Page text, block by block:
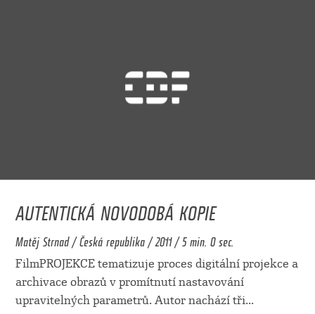
AUTENTICKÁ NOVODOBÁ KOPIE
Matěj Strnad / Česká republika / 2011 / 5 min. 0 sec.
FilmPROJEKCE tematizuje proces digitální projekce a
archivace obrazů v promítnutí nastavování
upravitelných parametrů. Autor nachází tři...